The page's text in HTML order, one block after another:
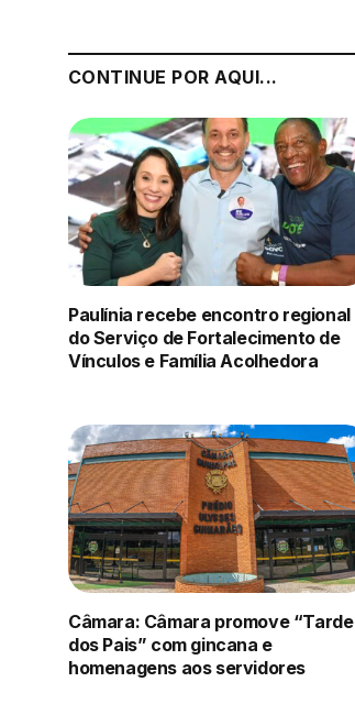
CONTINUE POR AQUI...
Paulínia recebe encontro regional
do Serviço de Fortalecimento de
Vínculos e Família Acolhedora
Câmara: Câmara promove “Tarde
dos Pais” com gincana e
homenagens aos servidores